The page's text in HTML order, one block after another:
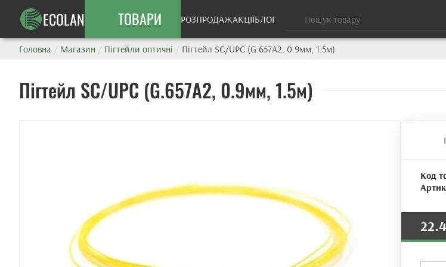
ECOLAN ТОВАРИ РОЗПРОДАЖАКЦІЇБЛОГ
Головна / Магазин / Пігтейли оптичні / Пігтейл SC/UPC (G.657A2, 0.9мм, 1.5м)
Пігтейл SC/UPC (G.657A2, 0.9мм, 1.5м)
Код